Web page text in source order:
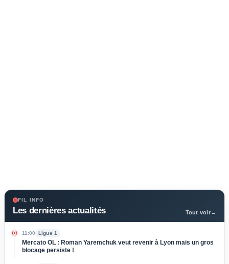
FIL INFO
Les dernières actualités Tout voir→
11:00 Ligue 1
Mercato OL : Roman Yaremchuk veut revenir à Lyon mais un gros
blocage persiste !